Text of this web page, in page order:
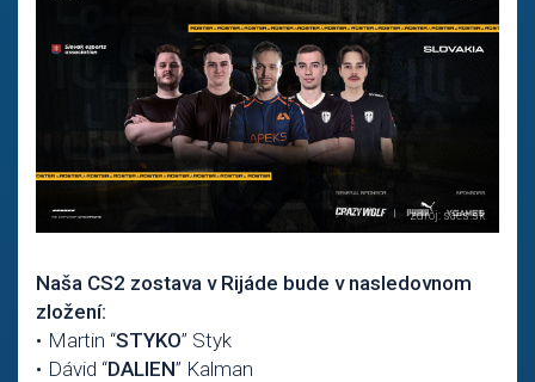
Naša CS2 zostava v Rijáde bude v nasledovnom
zložení:
Martin “STYKO” Styk
Dávid “DALIEN” Kalman